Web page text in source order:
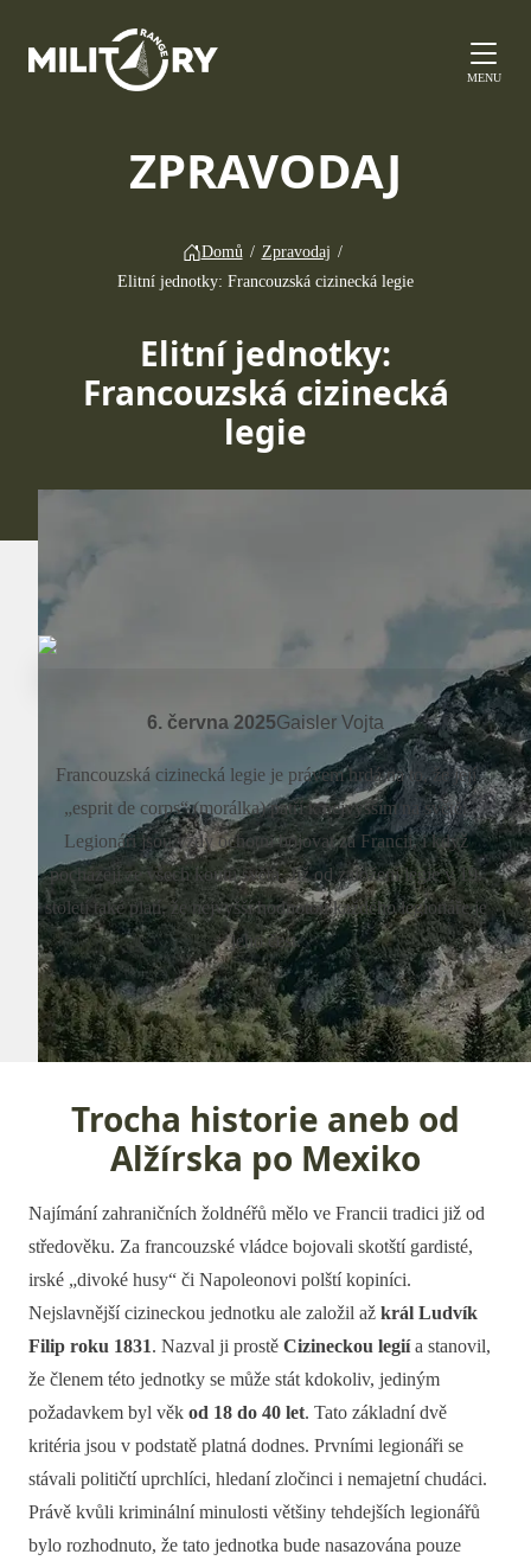
MENU
ZPRAVODAJ
Domů / Zpravodaj /
Elitní jednotky: Francouzská cizinecká legie
Elitní jednotky:
Francouzská cizinecká
legie
6. června 2025Gaisler Vojta
Francouzská cizinecká legie je právem hrdá na to, že její
„esprit de corps“ (morálka) patří k nejvyšším na světě.
Legionáři jsou vždy ochotni bojovat za Francii, i když
pocházejí ze všech koutů světa. Již od založení legie v 19.
století také platí, že nejvyšší hodnotou každého legionáře je
jeho čest.
Trocha historie aneb od
Alžírska po Mexiko
Najímání zahraničních žoldnéřů mělo ve Francii tradici již od
středověku. Za francouzské vládce bojovali skotští gardisté,
irské „divoké husy“ či Napoleonovi polští kopiníci.
Nejslavnější cizineckou jednotku ale založil až král Ludvík
Filip roku 1831. Nazval ji prostě Cizineckou legiía stanovil,
že členem této jednotky se může stát kdokoliv, jediným
požadavkem byl věk od 18 do 40 let. Tato základní dvě
kritéria jsou v podstatě platná dodnes. Prvními legionáři se
stávali političtí uprchlíci, hledaní zločinci i nemajetní chudáci.
Právě kvůli kriminální minulosti většiny tehdejších legionářů
bylo rozhodnuto, že tato jednotka bude nasazována pouze